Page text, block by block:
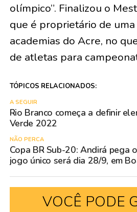
olímpico”. Finalizou o
que é proprietário de
academias do Acre, no
de atletas para
TÓPICOS RELACIONADOS:
A SEGUIR
Rio Branco começa a definir
Verde 2022
NÃO PERCA
Copa BR Sub-20: Andirá pega
jogo único será dia 28/9, em
VOCÊ PODE